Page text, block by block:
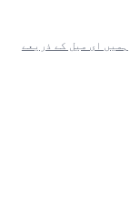
ہمیں ای میل کے ذریعے